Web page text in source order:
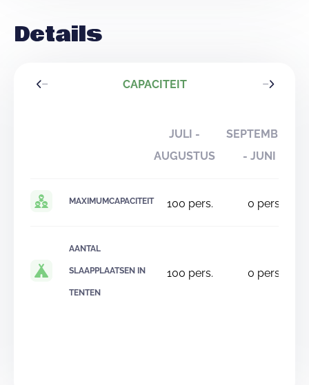
Details
CAPACITEIT
JULI -
AUGUSTUS
SEPTEMBER
- JUNI
MAXIMUMCAPACITEIT 100 pers. 0 pers.
AANTAL
SLAAPPLAATSEN IN
TENTEN
100 pers. 0 pers.